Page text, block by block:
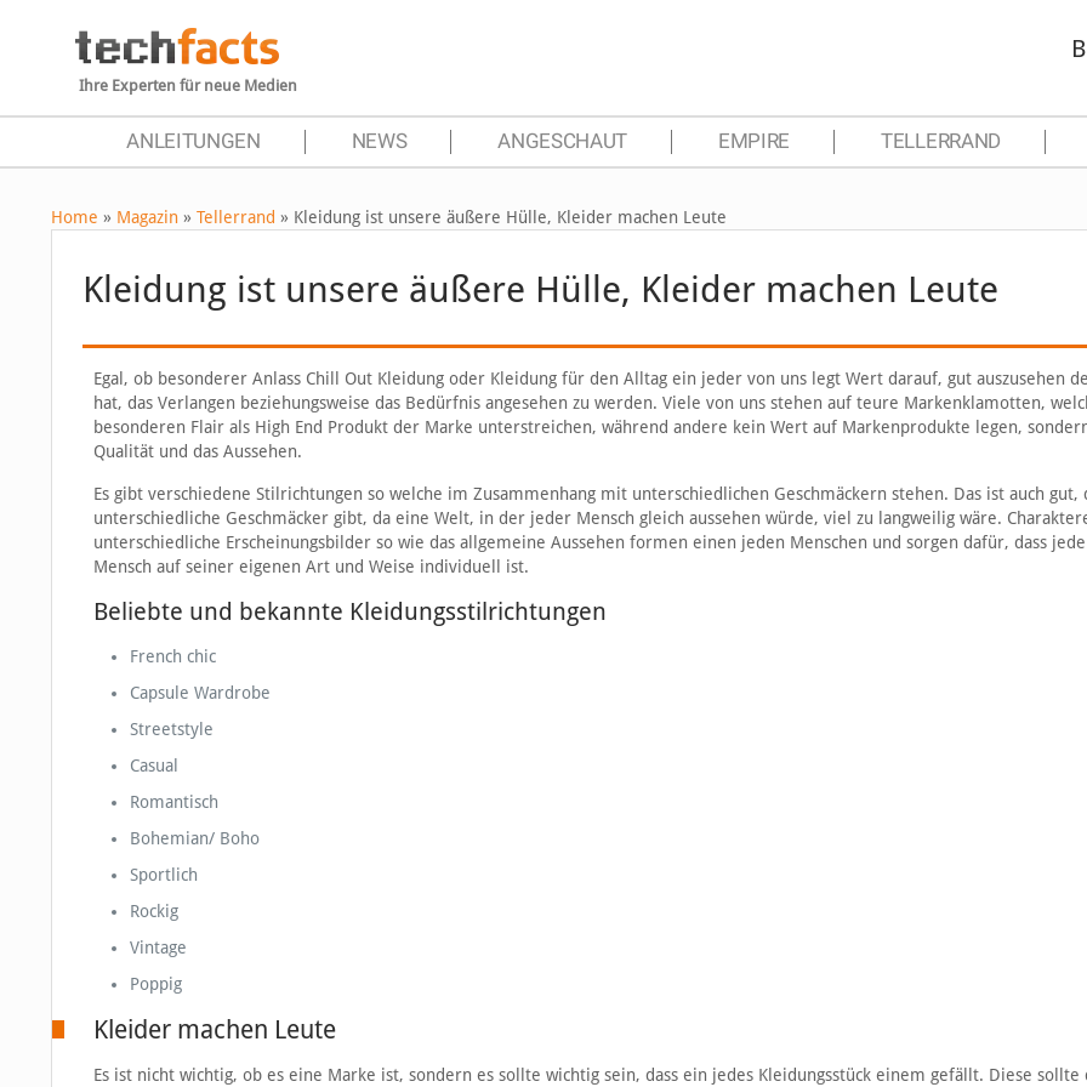
Ihre Experten für neue Medien
ANLEITUNGEN NEWS ANGESCHAUT EMPIRE TELLERRAND
Home » Magazin » Tellerrand » Kleidung ist unsere äußere Hülle, Kleider machen Leute
Kleidung ist unsere äußere Hülle, Kleider machen Leute
Egal, ob besonderer Anlass Chill Out Kleidung oder Kleidung für den Alltag ein jeder von uns legt Wert darauf, gut auszusehen
hat, das Verlangen beziehungsweise das Bedürfnis angesehen zu werden. Viele von uns stehen auf teure Markenklamotten,
besonderen Flair als High End Produkt der Marke unterstreichen, während andere kein Wert auf Markenprodukte legen,
Qualität und das Aussehen.
Es gibt verschiedene Stilrichtungen so welche im Zusammenhang mit unterschiedlichen Geschmäckern stehen. Das ist auch gut,
unterschiedliche Geschmäcker gibt, da eine Welt, in der jeder Mensch gleich aussehen würde, viel zu langweilig wäre.
unterschiedliche Erscheinungsbilder so wie das allgemeine Aussehen formen einen jeden Menschen und sorgen dafür, dass
Mensch auf seiner eigenen Art und Weise individuell ist.
Beliebte und bekannte Kleidungsstilrichtungen
French chic
Capsule Wardrobe
Streetstyle
Casual
Romantisch
Bohemian/ Boho
Sportlich
Rockig
Vintage
Poppig
Kleider machen Leute
Es ist nicht wichtig, ob es eine Marke ist, sondern es sollte wichtig sein, dass ein jedes Kleidungsstück einem gefällt. Diese sollte